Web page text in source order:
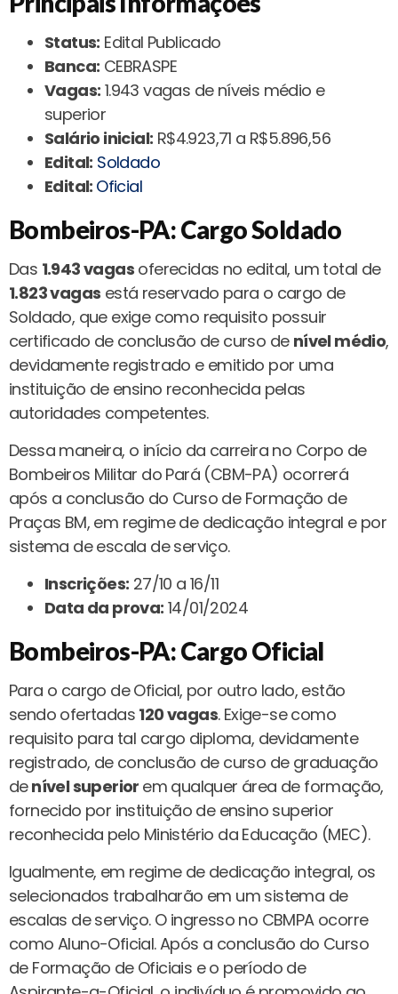
Status: Edital Publicado
Banca: CEBRASPE
Vagas: 1.943 vagas de níveis médio e
superior
Salário inicial: R$4.923,71 a R$5.896,56
Edital: Soldado
Edital: Oficial
Bombeiros-PA: Cargo Soldado
Das 1.943 vagas oferecidas no edital, um total de
1.823 vagas está reservado para o cargo de
Soldado, que exige como requisito possuir
certificado de conclusão de curso de nível médio,
devidamente registrado e emitido por uma
instituição de ensino reconhecida pelas
autoridades competentes.
Dessa maneira, o início da carreira no Corpo de
Bombeiros Militar do Pará (CBM-PA) ocorrerá
após a conclusão do Curso de Formação de
Praças BM, em regime de dedicação integral e por
sistema de escala de serviço.
Inscrições: 27/10 a 16/11
Data da prova: 14/01/2024
Bombeiros-PA: Cargo Oficial
Para o cargo de Oficial, por outro lado, estão
sendo ofertadas 120 vagas. Exige-se como
requisito para tal cargo diploma, devidamente
registrado, de conclusão de curso de graduação
denível superior em qualquer área de formação,
fornecido por instituição de ensino superior
reconhecida pelo Ministério da Educação (MEC).
Igualmente, em regime de dedicação integral, os
selecionados trabalharão em um sistema de
escalas de serviço. O ingresso no CBMPA ocorre
como Aluno-Oficial. Após a conclusão do Curso
de Formação de Oficiais e o período de